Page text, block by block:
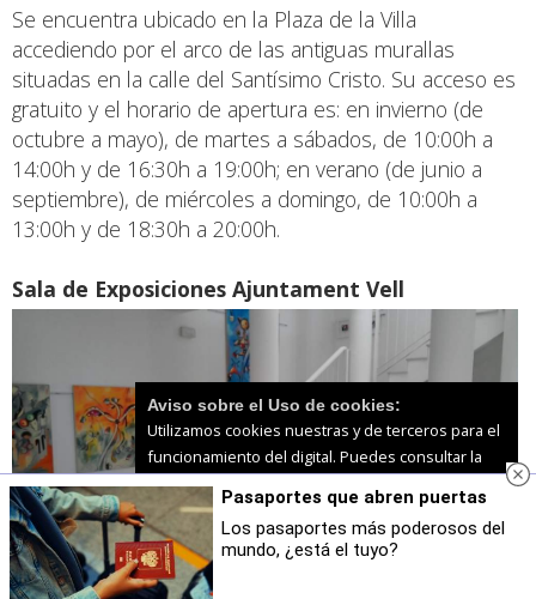
Se encuentra ubicado en la Plaza de la Villa
accediendo por el arco de las antiguas murallas
situadas en la calle del Santísimo Cristo. Su acceso es
gratuito y el horario de apertura es: en invierno (de
octubre a mayo), de martes a sábados, de 10:00h a
14:00h y de 16:30h a 19:00h; en verano (de junio a
septiembre), de miércoles a domingo, de 10:00h a
13:00h y de 18:30h a 20:00h.
Sala de Exposiciones Ajuntament Vell
Aviso sobre el Uso de cookies:
Utilizamos cookies nuestras y de terceros para el
funcionamiento del digital. Puedes consultar la
lista de cookies y como desconectarlas.
nuestra Política de Privacidad y Cookies
Aceptar Cookies
Personalizar
Pasaportes que abren puertas
Los pasaportes más poderosos del
mundo, ¿está el tuyo?